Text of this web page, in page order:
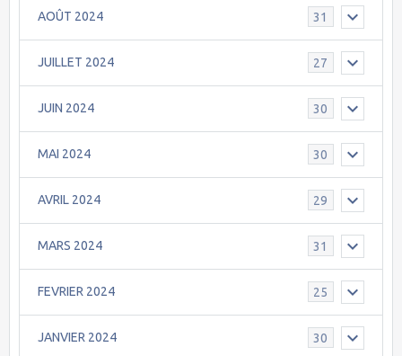
AOÛT 2024 31
JUILLET 2024 27
JUIN 2024 30
MAI 2024 30
AVRIL 2024 29
MARS 2024 31
FEVRIER 2024 25
JANVIER 2024 30